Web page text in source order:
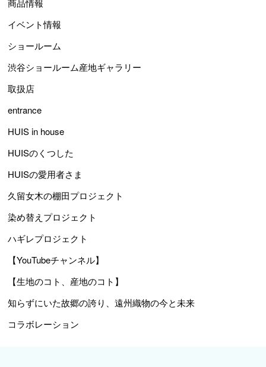
商品情報
イベント情報
ショールーム
渋谷ショールーム産地ギャラリー
取扱店
entrance
HUIS in house
HUISのくつした
HUISの愛用者さま
久留女木の棚田プロジェクト
染め替えプロジェクト
ハギレプロジェクト
【YouTubeチャンネル】
【生地のコト、産地のコト】
知らずにいた故郷の誇り、遠州織物の今と未来
コラボレーション